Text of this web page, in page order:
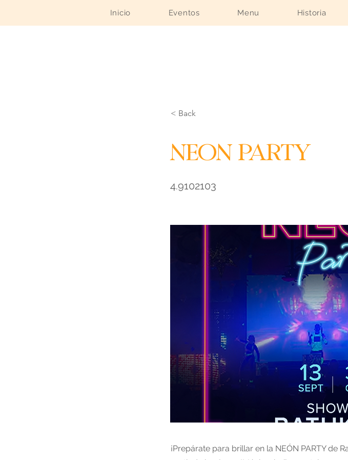
Inicio Eventos Menu Historia
< Back
Neon Party
4.9102103
¡Prepárate para brillar en la NEÓN PARTY de